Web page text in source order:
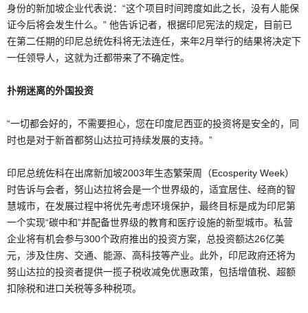
身份的新加坡企业代表说：“这个项目时间跨度如此之长，没有人能保
证今后将会发生什么。” 他告诉记者，根据印尼宪法的规定，目前已
在第二任期的印尼总统佐科将无法连任，来年2月举行的结果将决定下
一任领导人，这就为迁都带来了不确定性。
扑朔迷离的外国投资
“一切都会好的，不需要担心，您在印度尼西亚的投资将是安全的，同
时也是对于新首都努山达拉可持续发展的支持。”
印尼总统佐科在出席新加坡2003年生态繁荣周（Ecosperity Week）
时告诉与会者，努山达拉将会是一个世界级的，适宜居住、经商的智
慧城市，在发展过程中将优先考虑环境保护，最终目标是成为印尼第
一个实现“碳中和”并配备世界级的教育和医疗设施的新型城市。私营
企业将有机会参与300个政府推出的投资方案，总投资额达26亿美
元，涉及住房、交通、能源、高科技等产业。此外，印尼政府还将为
努山达拉的投资者提供一揽子税收减免优惠政策，包括增值税、超额
扣除税和进口关税等多种税项。